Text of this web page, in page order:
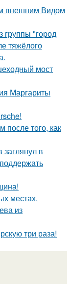
внешним Видом
группы "город
тяжёлого
мост
Маргариты
после того, как
в
местах.
из
три раза!